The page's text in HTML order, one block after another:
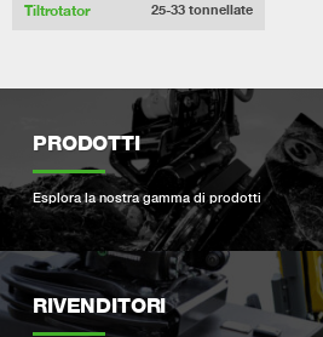
Tiltrotator 25-33 tonnellate
PRODOTTI
Esplora la nostra gamma di prodotti
RIVENDITORI